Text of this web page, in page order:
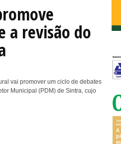
a revisão do
vai promover um ciclo de debates
Municipal (PDM) de Sintra, cujo